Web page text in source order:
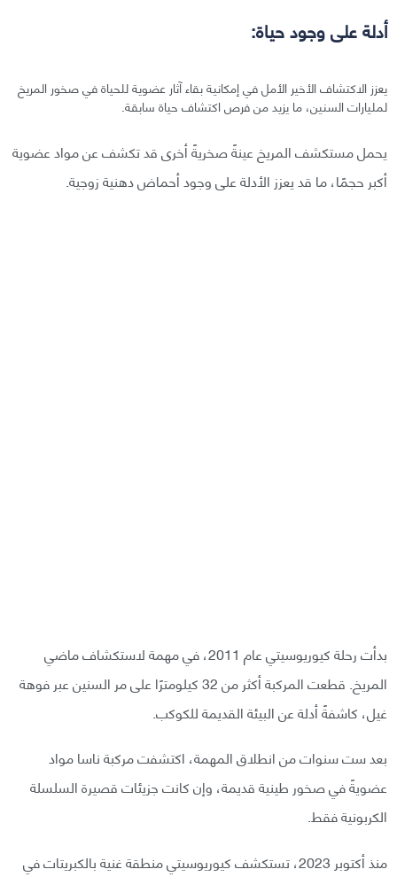
أدلة على وجود حياة:
يعزز الاكتشاف الأخير الأمل في إمكانية بقاء آثار عضوية للحياة في صخور المريخ
لمليارات السنين، ما يزيد من فرص اكتشاف حياة سابقة.
يحمل مستكشف المريخ عينةً صخريةً أخرى قد تكشف عن مواد عضوية
أكبر حجمًا، ما قد يعزز الأدلة على وجود أحماض دهنية زوجية.
بدأت رحلة كيوريوسيتي عام 2011، في مهمة لاستكشاف ماضي
المريخ. قطعت المركبة أكثر من 32 كيلومترًا على مر السنين عبر فوهة
غيل، كاشفةً أدلة عن البيئة القديمة للكوكب.
بعد ست سنوات من انطلاق المهمة، اكتشفت مركبة ناسا مواد
عضويةً في صخور طينية قديمة، وإن كانت جزيئات قصيرة السلسلة
الكربونية فقط.
منذ أكتوبر 2023، تستكشف كيوريوسيتي منطقة غنية بالكبريتات في